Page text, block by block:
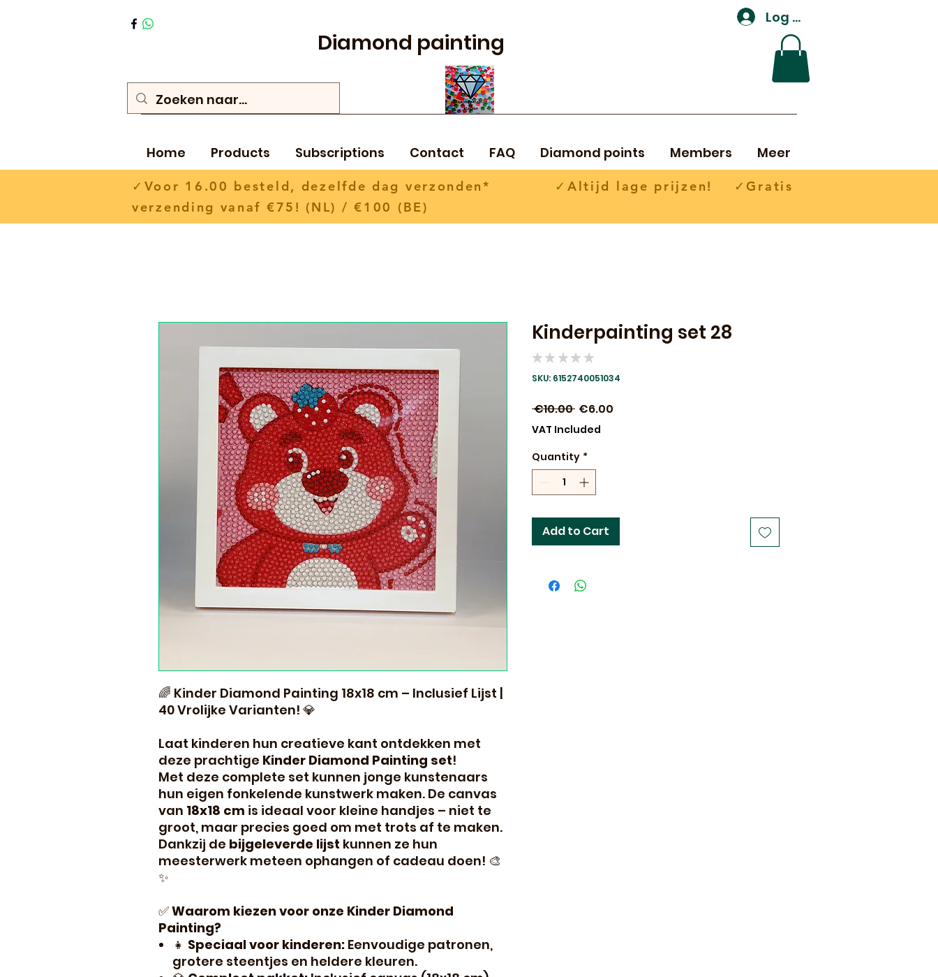
Diamond painting
Log In
Home Products Subscriptions Contact FAQ Diamond points Members Meer
✓Voor 16.00 besteld, dezelfde dag verzonden* ✓Altijd lage prijzen! ✓Gratis
verzending vanaf €75! (NL) / €100 (BE)
🌈 Kinder Diamond Painting 18x18 cm – Inclusief Lijst |
40 Vrolijke Varianten! 💎
Laat kinderen hun creatieve kant ontdekken met
deze prachtige Kinder Diamond Painting set!
Met deze complete set kunnen jonge kunstenaars
hun eigen fonkelende kunstwerk maken. De canvas
van 18x18 cm is ideaal voor kleine handjes – niet te
groot, maar precies goed om met trots af te maken.
Dankzij de bijgeleverde lijst kunnen ze hun
meesterwerk meteen ophangen of cadeau doen! 🎨
✨
✅Waarom kiezen voor onze Kinder Diamond
Painting?
👧 Speciaal voor kinderen: Eenvoudige patronen,
grotere steentjes en heldere kleuren.
Kinderpainting set 28
★ ★ ★ ★ ★
SKU: 6152740051034
€10.00 Regular
Price
€6.00
VAT Included
Quantity *
Add to Cart